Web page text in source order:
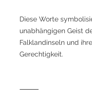
Diese Worte
unabhängigen Geist
Falklandinseln und
Gerechtigkeit.
⸻